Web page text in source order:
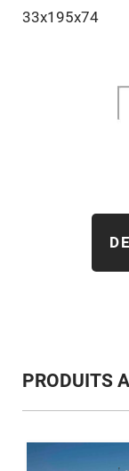
33x195x74
PRODUITS